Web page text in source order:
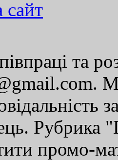
сайт
та
Рубрика
промо-